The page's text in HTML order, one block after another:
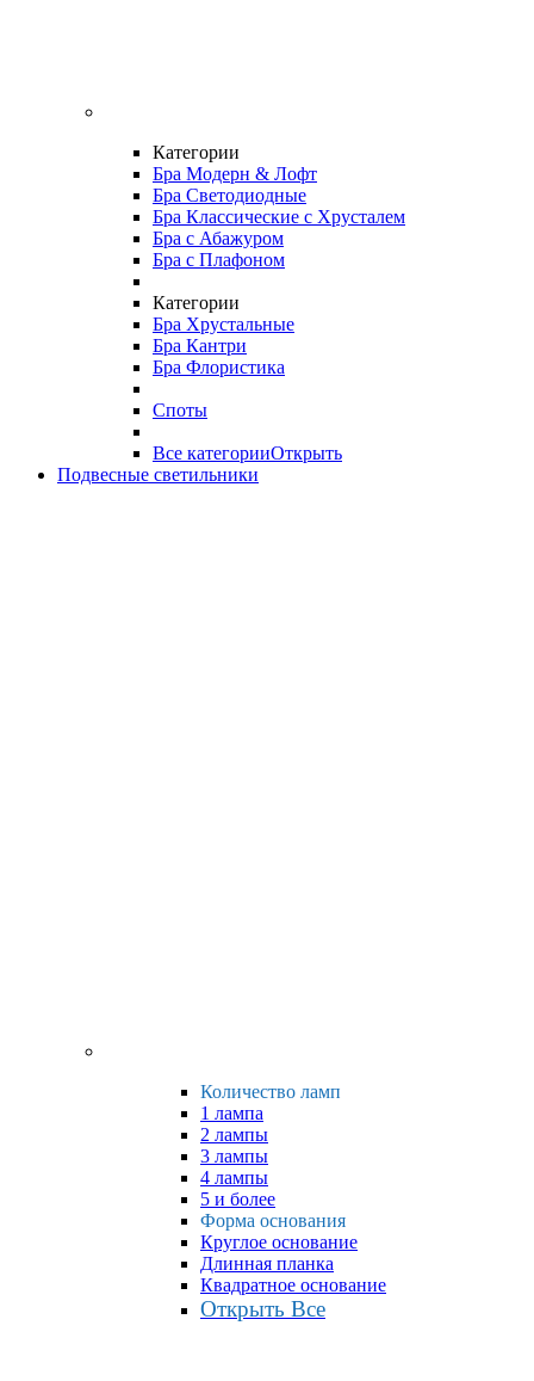
Категории
Бра Модерн & Лофт
Бра Светодиодные
Бра Классические с Хрусталем
Бра с Абажуром
Бра с Плафоном
Категории
Бра Хрустальные
Бра Кантри
Бра Флористика
Споты
Все категорииОткрыть
Подвесные светильники
Количество ламп
1 лампа
2 лампы
3 лампы
4 лампы
5 и более
Форма основания
Круглое основание
Длинная планка
Квадратное основание
Открыть Все